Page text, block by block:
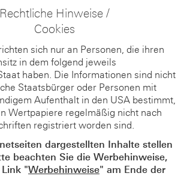
Rechtliche Hinweise /
Cookies
sich nur an Personen, die ihren
in dem folgend jeweils
haben. Die Informationen sind nicht
Staatsbürger oder Personen mit
Aufenthalt in den USA bestimmt,
Wertpapiere regelmäßig nicht nach
registriert worden sind.
dargestellten Inhalte stellen
beachten Sie die Werbehinweise,
"Werbehinweise" am Ende der